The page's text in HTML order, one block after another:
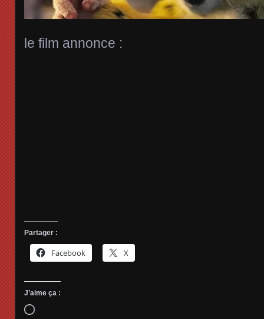
le film annonce :
Partager :
Facebook X
J’aime ça :
Chargement…